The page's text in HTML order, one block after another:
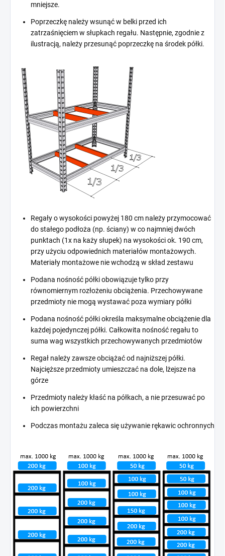
mniejsze.
Poprzeczkę należy wsunąć w belki przed ich
zatrzaśnięciem w słupkach regału. Następnie, zgodnie z
ilustracją, należy przesunąć poprzeczkę na środek półki.
Regały o wysokości powyżej 180 cm należy przymocować
do stałego podłoża (np. ściany) w co najmniej dwóch
punktach (1x na każy słupek) na wysokości ok. 190 cm,
przy użyciu odpowiednich materiałów montażowych.
Materiały montażowe nie wchodzą w skład zestawu
Podana nośność półki obowiązuje tylko przy
równomiernym rozłożeniu obciążenia. Przechowywane
przedmioty nie mogą wystawać poza wymiary półki
Podana nośność półki określa maksymalne obciążenie dla
każdej pojedynczej półki. Całkowita nośność regału to
suma wag wszystkich przechowywanych przedmiotów
Regał należy zawsze obciążać od najniższej półki.
Najcięższe przedmioty umieszczać na dole, lżejsze na
górze
Przedmioty należy kłaść na półkach, a nie przesuwać po
ich powierzchni
Podczas montażu zaleca się używanie rękawic ochronnych